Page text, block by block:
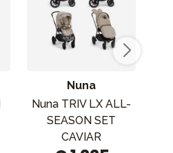
Nuna
Nuna TRIV LX ALL-
SEASON SET
CAVIAR